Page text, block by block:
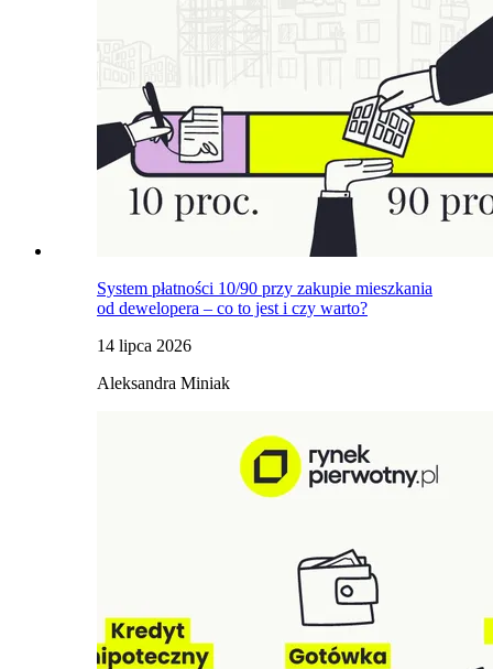
System płatności 10/90 przy zakupie mieszkania
od dewelopera – co to jest i czy warto?
14 lipca 2026
Aleksandra Miniak